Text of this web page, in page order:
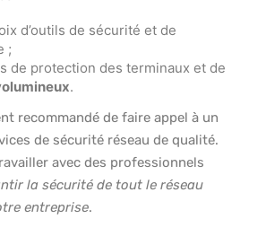
d’outils de sécurité et de
;
de protection des terminaux et de
.
recommandé de faire appel à un
de sécurité réseau de qualité.
avec des professionnels
la sécurité de tout le réseau
entreprise.